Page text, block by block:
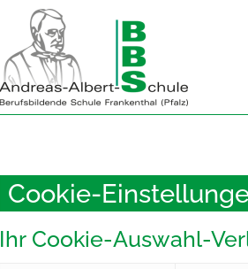
Cookie-
Ihr Cookie-Auswahl-